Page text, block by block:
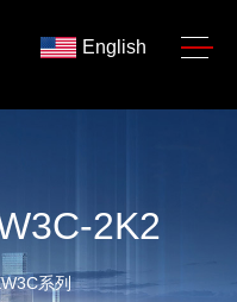
English
2K2
系列